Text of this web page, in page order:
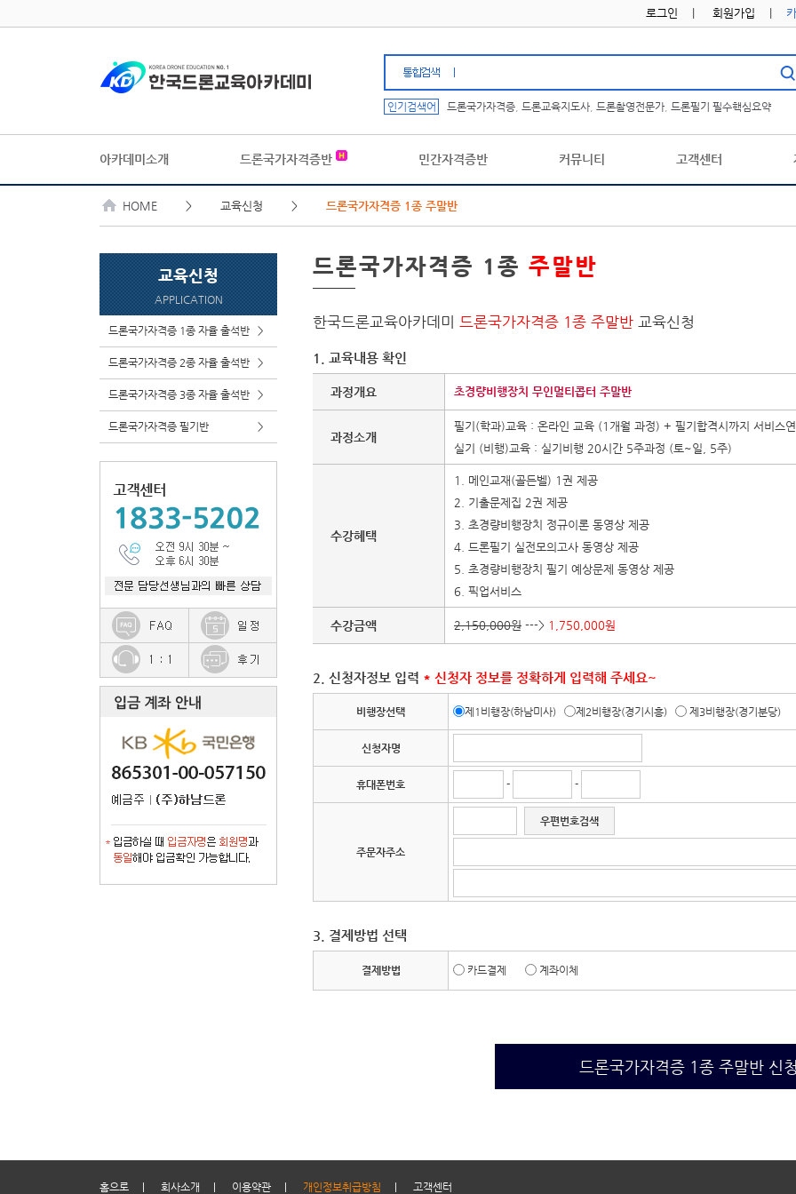
로그인 회원가입
인기검색어 드론국가자격증 드론교육지도사 드론촬영전문가 드론필기 필수핵심요약
아카데미소개 드론국가자격증반 민간자격증반 커뮤니티 고객센터
HOME > 교육신청 > 드론국가자격증 1종 주말반
교육신청
APPLICATION
드론국가자격증 1종 자율 출석반 >
드론국가자격증 2종 자율 출석반 >
드론국가자격증 3종 자율 출석반 >
드론국가자격증 필기반 >
드론국가자격증 1종 주말반
한국드론교육아카데미 드론국가자격증 1종 주말반 교육신청
1. 교육내용 확인
과정개요 초경량비행장치 무인멀티콥터 주말반
과정소개
필기(학과)교육 : 온라인 교육 (1개월 과정) + 필기합격시까지 서비스
실기 (비행)교육 : 실기비행 20시간 5주과정 (토~일, 5주)
수강혜택
1. 메인교재(골든벨) 1권 제공
2. 기출문제집 2권 제공
3. 초경량비행장치 정규이론 동영상 제공
4. 드론필기 실전모의고사 동영상 제공
5. 초경량비행장치 필기 예상문제 동영상 제공
6. 픽업서비스
수강금액 2,150,000원 ---> 1,750,000원
2. 신청자정보 입력 * 신청자 정보를 정확하게 입력해 주세요~
비행장선택 제1비행장(하남미사) 제2비행장(경기시흥) 제3비행장(경기분당)
신청자명
휴대폰번호 - -
주문자주소
우편번호검색
3. 결제방법 선택
결제방법 카드결제 계좌이체
드론국가자격증 1종 주말반 신
홈으로 회사소개 이용약관 개인정보취급방침 고객센터